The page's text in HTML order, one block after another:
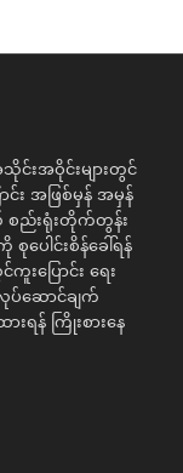
းအဝိုင်းများတွင်
င်း အဖြစ်မှန် အမှန်
စည်းရုံးတိုက်တွန်း
ပေါင်းစိန်ခေါ်ရန်
းပြောင်း ရေး
ဆောင်ချက်
ရန် ကြိုးစားနေ